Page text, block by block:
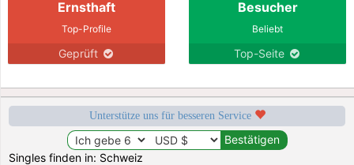
Ernsthaft
Top-Profile
Geprüft
Besucher
Beliebt
Top-Seite
Unterstütze uns für besseren Service
Singles finden in: Schweiz